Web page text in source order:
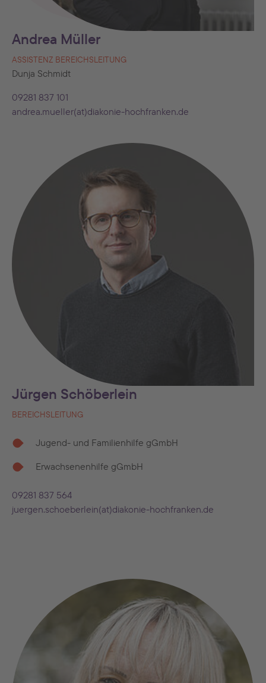
Andrea Müller
ASSISTENZ BEREICHSLEITUNG
Dunja Schmidt
09281 837 101
andrea.mueller(at)diakonie-hochfranken.de
Jürgen Schöberlein
BEREICHSLEITUNG
Jugend- und Familienhilfe gGmbH
Erwachsenenhilfe gGmbH
09281 837 564
juergen.schoeberlein(at)diakonie-hochfranken.de